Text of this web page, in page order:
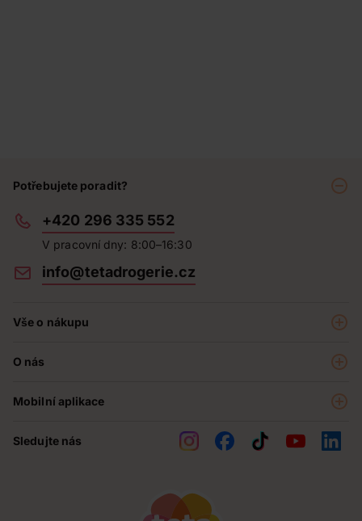
Potřebujete poradit?
+420 296 335 552
V pracovní dny: 8:00–16:30
info@tetadrogerie.cz
Vše o nákupu
Prodejny
Obchodní podmínky
O nás
Teta pomáhá
Mobilní aplikace
Sledujte nás